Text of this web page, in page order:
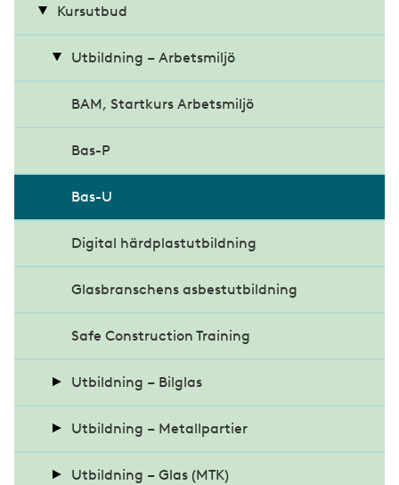
n
Intervju med Ali Shire
Intervju med Alma Hedskog
Intervju med Daniel Lidén
Kursutbud
Utbildning – Arbetsmiljö
BAM, Startkurs Arbetsmiljö
Bas-P
Bas-U
Digital härdplastutbildning
Glasbranschens asbestutbildning
Safe Construction Training
Utbildning – Bilglas
CABAS Glas - Glasskadekalkylering
Diagnos och kalibrering (TEXA) av ADAS
Utbildning – Metallpartier
Grundutbildning metallmontage
Utbildning – Glas (MTK)